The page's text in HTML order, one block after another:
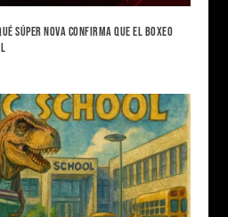
SÚPER NOVA CONFIRMA QUE EL BOXEO